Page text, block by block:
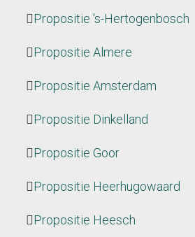
Propositie 's-Hertogenbosch
Propositie Almere
Propositie Amsterdam
Propositie Dinkelland
Propositie Goor
Propositie Heerhugowaard
Propositie Heesch